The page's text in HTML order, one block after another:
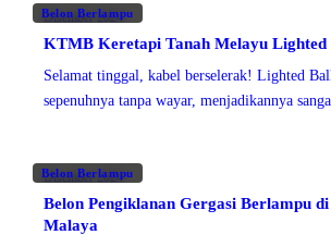
Belon Berlampu
Disember 2024
KTMB Keretapi Tanah Melayu Lighted
Selamat tinggal, kabel berselerak! Lighted
sepenuhnya tanpa wayar, menjadikannya
Belon Berlampu
Disember 2024
Belon Pengiklanan Gergasi Berlampu
Malaya